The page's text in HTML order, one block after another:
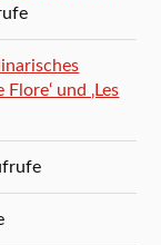
Flore‘ und ‚Les